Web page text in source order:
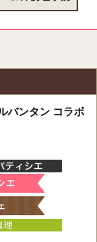
バンタン コラボ